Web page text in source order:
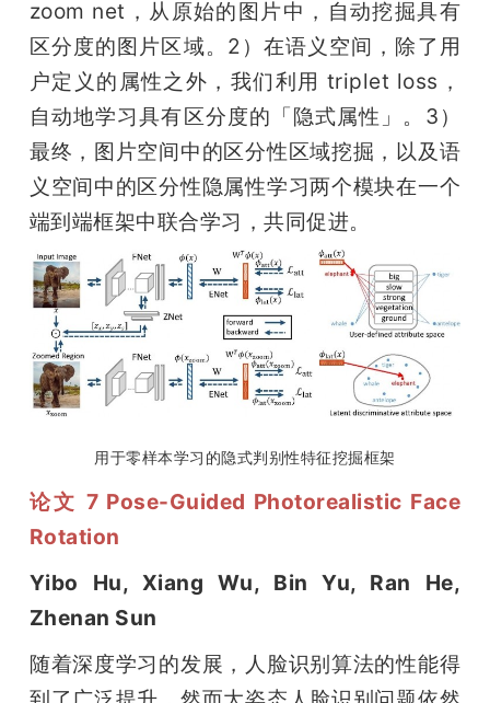
zoom net，从原始的图片中，自动挖掘具有
区分度的图片区域。2）在语义空间，除了用
户定义的属性之外，我们利用 triplet loss，
自动地学习具有区分度的「隐式属性」。3）
最终，图片空间中的区分性区域挖掘，以及语
义空间中的区分性隐属性学习两个模块在一个
端到端框架中联合学习，共同促进。
用于零样本学习的隐式判别性特征挖掘框架
论文 7 Pose-Guided Photorealistic Face
Rotation
Yibo Hu, Xiang Wu, Bin Yu, Ran He,
Zhenan Sun
随着深度学习的发展，人脸识别算法的性能得